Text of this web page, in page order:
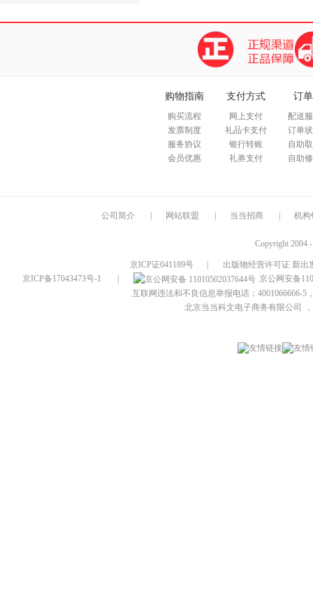
购物指南
购买流程
发票制度
服务协议
会员优惠
支付方式
网上支付
礼品卡支付
银行转账
礼券支付
订
配送
订单
自助
自助
公司简介 网站联盟 当当招商 机构
Copyright 2004
京ICP证041189号
出版物经营许可证 新出
京ICP备17043473号-1
京公网安备
互联网违法和不良信息举报电话：4001066666-5
北京当当科文电子商务有限公司